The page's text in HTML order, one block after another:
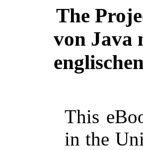
The
von Java
This
in the